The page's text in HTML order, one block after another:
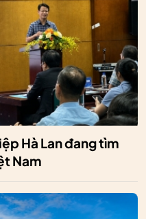
Hà Lan đang tìm
Nam